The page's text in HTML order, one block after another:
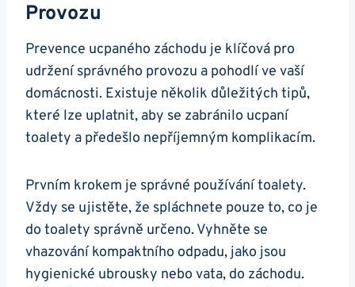
Provozu
Prevence ucpaného záchodu je klíčová pro
udržení správného provozu a pohodlí ve ⁤vaší
domácnosti. Existuje několik důležitých tipů,
které lze uplatnit, aby se‍ zabránilo ucpaní
toalety a předešlo nepříjemným⁤ komplikacím.
Prvním krokem je správné používání⁤ toalety.​
Vždy ⁢se ujistěte, že spláchnete pouze to, co je
do toalety​ správně určeno.⁤ Vyhněte se
vhazování kompaktního odpadu, jako jsou
hygienické ⁢ubrousky nebo vata, do záchodu.